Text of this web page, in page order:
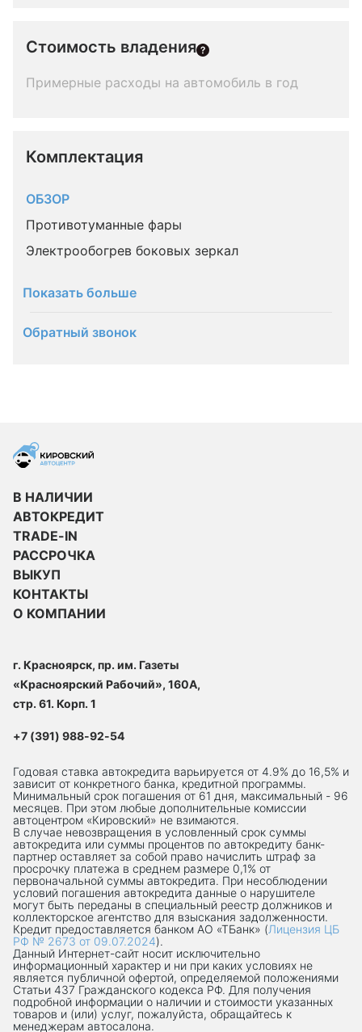
Стоимость владения
Примерные расходы на автомобиль в год
Комплектация
ОБЗОР
Противотуманные фары
Электрообогрев боковых зеркал
Показать больше
Обратный звонок
В НАЛИЧИИ
АВТОКРЕДИТ
TRADE-IN
РАССРОЧКА
ВЫКУП
КОНТАКТЫ
О КОМПАНИИ
г. Красноярск, пр. им. Газеты
«Красноярский Рабочий», 160А,
стр. 61. Корп. 1
+7 (391) 988-92-54
Годовая ставка автокредита варьируется от 4.9% до 16,5% и
зависит от конкретного банка, кредитной программы.
Минимальный срок погашения от 61 дня, максимальный - 96
месяцев. При этом любые дополнительные комиссии
автоцентром «Кировский» не взимаются.
В случае невозвращения в условленный срок суммы
автокредита или суммы процентов по автокредиту банк-
партнер оставляет за собой право начислить штраф за
просрочку платежа в среднем размере 0,1% от
первоначальной суммы автокредита. При несоблюдении
условий погашения автокредита данные о нарушителе
могут быть переданы в специальный реестр должников и
коллекторское агентство для взыскания задолженности.
Кредит предоставляется банком АО «ТБанк» (Лицензия ЦБ
РФ № 2673 от 09.07.2024).
Данный Интернет-сaйт носит исключительно
информационный характер и ни при каких условиях не
является публичной офертой, определяемой положениями
Статьи 437 Гражданского кодекса РФ. Для получения
подробной информации о наличии и стоимости указанных
товаров и (или) услуг, пожалуйста, обращайтесь к
менеджерам автосалона.